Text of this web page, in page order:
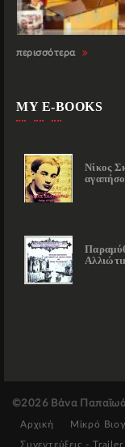
περισσότερα
MY E-BOOKS
Νίκος
©2026 Βάνα
Αρχική Μίκρό
Συνεντεύξεις - Trailer